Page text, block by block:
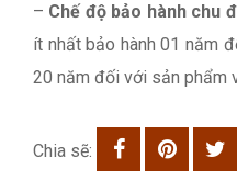
– Chế độ bảo hành chu
ít nhất bảo hành 01 năm
20 năm đối với sản phẩm
Chia sẽ: